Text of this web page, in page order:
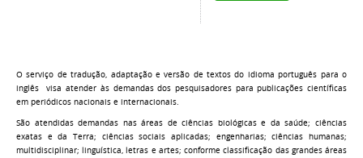
O serviço de tradução, adaptação e versão de textos do idioma português para o
inglês visa atender às demandas dos pesquisadores para publicações científicas
em periódicos nacionais e internacionais.
São atendidas demandas nas áreas de ciências biológicas e da saúde; ciências
exatas e da Terra; ciências sociais aplicadas; engenharias; ciências humanas;
multidisciplinar; linguística, letras e artes; conforme classificação das grandes áreas